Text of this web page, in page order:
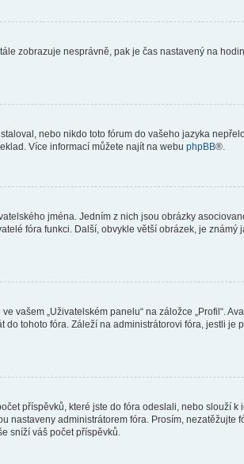
zobrazuje nesprávně, pak je čas nastavený na
nebo nikdo toto fórum do vašeho jazyka
Více informací můžete najít na webu phpBB®.
jména. Jedním z nich jsou obrázky
fóra funkci. Další, obvykle větší obrázek, je
vašem „Uživatelském panelu“ na záložce „Profil“.
tohoto fóra. Záleží na administrátorovi fóra, jestli
příspěvků, které jste do fóra odeslali, nebo slouží
nastaveny administrátorem fóra. Prosím,
sníží váš počet příspěvků.